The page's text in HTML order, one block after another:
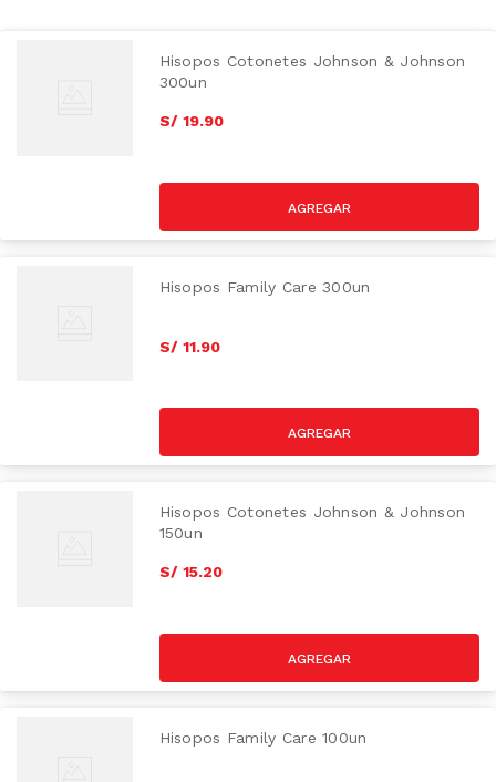
Hisopos Cotonetes Johnson & Johnson
300un
S/ 19.90
Hisopos Family Care 300un
S/ 11.90
Hisopos Cotonetes Johnson & Johnson
150un
S/ 15.20
Hisopos Family Care 100un